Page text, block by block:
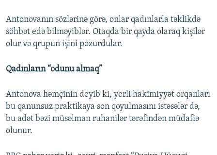
Antonovanın sözlərinə görə, onlar qadınlarla təklikdə
söhbət edə bilməyiblər. Otaqda bir qayda olaraq kişilər
olur və qrupun işini pozurdular.
Qadınların “odunu almaq”
Antonova həmçinin deyib ki, yerli hakimiyyət orqanları
bu qanunsuz praktikaya son qoyulmasını istəsələr də,
bu adət bəzi müsəlman ruhanilər tərəfindən müdafiə
olunur.